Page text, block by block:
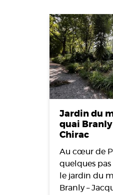
Jardin du
quai Branly
Chirac
Au cœur de
quelques pas
le jardin du
Branly –